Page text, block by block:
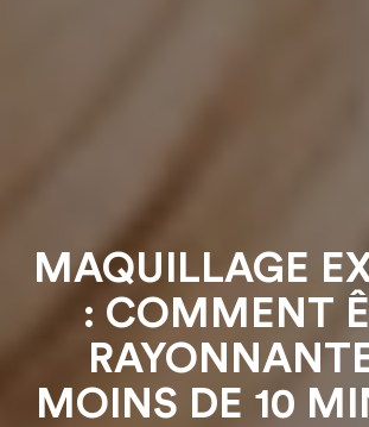
MAQUILLAGE
: COMMENT
MOINS DE 10